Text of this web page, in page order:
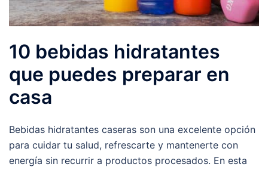
10 bebidas hidratantes
que puedes preparar en
casa
Bebidas hidratantes caseras son una excelente opción
para cuidar tu salud, refrescarte y mantenerte con
energía sin recurrir a productos procesados. En esta